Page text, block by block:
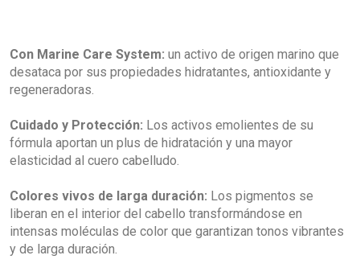
Con Marine Care System: un activo de origen marino que
desataca por sus propiedades hidratantes, antioxidante y
regeneradoras.
Cuidado y Protección: Los activos emolientes de su
fórmula aportan un plus de hidratación y una mayor
elasticidad al cuero cabelludo.
Colores vivos de larga duración: Los pigmentos se
liberan en el interior del cabello transformándose en
intensas moléculas de color que garantizan tonos vibrantes
y de larga duración.